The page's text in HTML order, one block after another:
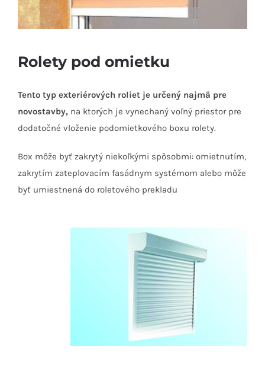
Rolety pod omietku
Tento typ exteriérových roliet je určený najmä pre
novostavby,na ktorých je vynechaný voľný priestor pre
dodatočné vloženie podomietkového boxu rolety.
Box môže byť zakrytý niekoľkými spôsobmi: omietnutím,
zakrytím zateplovacím fasádnym systémom alebo môže
byť umiestnená do roletového prekladu